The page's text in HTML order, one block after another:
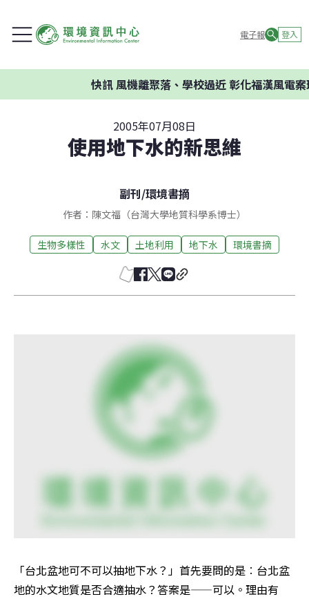
電子報 登入
快訊風機離聚落、學校過近 彰化福漢風電案環
2005年07月08日
使用地下水的新思維
副刊/環境書摘
作者：陳文福（台灣大學地質科學系博士）
生物多樣性 水文 土地利用 地下水 環境書摘
「台北盆地可不可以抽地下水？」首先要問的是︰台北盆
地的水文地質是否合適抽水？答案是——可以。理由有